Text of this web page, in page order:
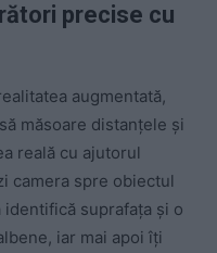
precise cu
augmentată,
măsoare distanțele și
reală cu ajutorul
camera spre obiectul
suprafața și o
iar mai apoi îți